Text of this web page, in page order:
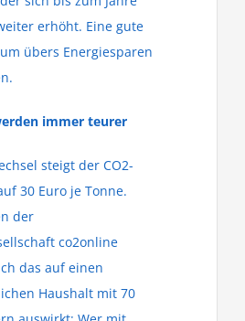
erhöht. Eine gute
übers Energiesparen
immer teurer
steigt der CO2-
30 Euro je Tonne.
der
co2online
das auf einen
Haushalt mit 70